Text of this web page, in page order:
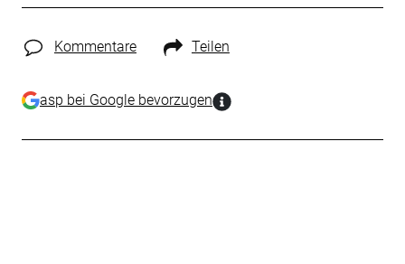
Kommentare Teilen
asp bei Google bevorzugen